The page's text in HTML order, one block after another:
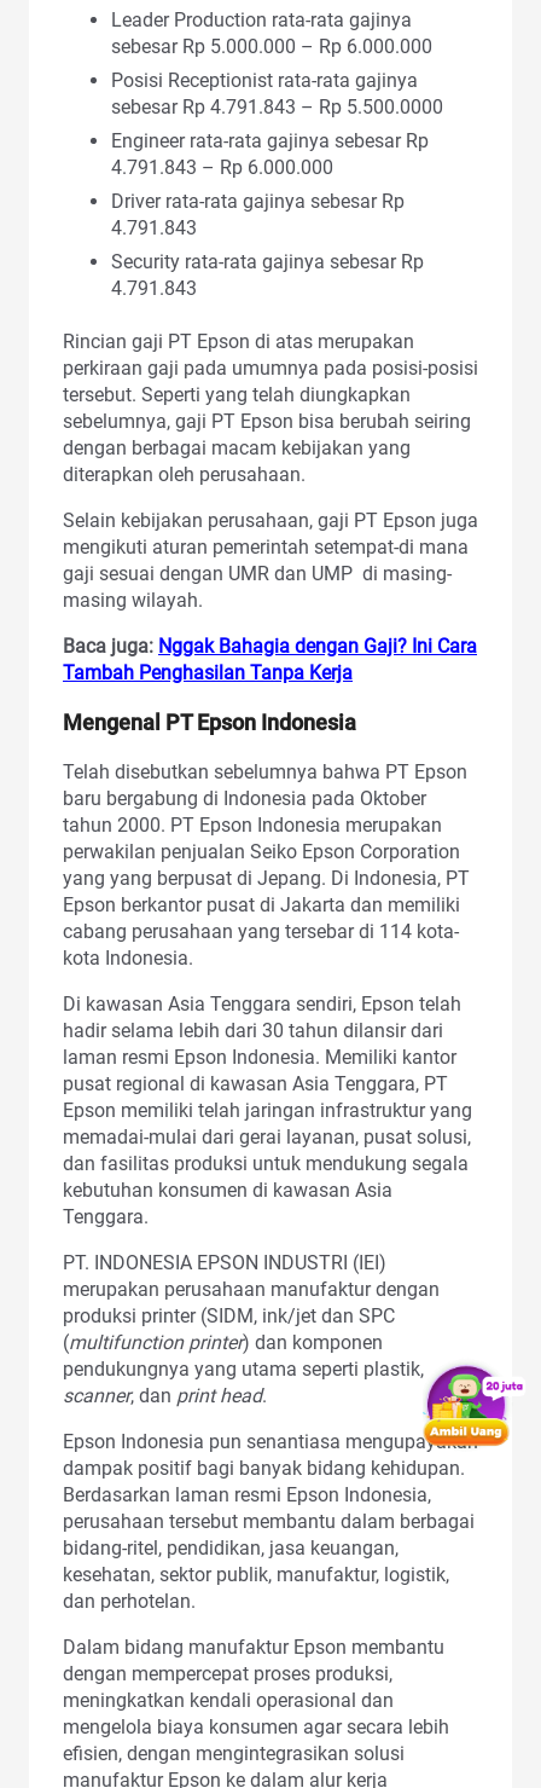
Leader Production rata-rata gajinya
sebesar Rp 5.000.000 – Rp 6.000.000
Posisi Receptionist rata-rata gajinya
sebesar Rp 4.791.843 – Rp 5.500.0000
Engineer rata-rata gajinya sebesar Rp
4.791.843 – Rp 6.000.000
Driver rata-rata gajinya sebesar Rp
4.791.843
Security rata-rata gajinya sebesar Rp
4.791.843
Rincian gaji PT Epson di atas merupakan
perkiraan gaji pada umumnya pada posisi-posisi
tersebut. Seperti yang telah diungkapkan
sebelumnya, gaji PT Epson bisa berubah seiring
dengan berbagai macam kebijakan yang
diterapkan oleh perusahaan.
Selain kebijakan perusahaan, gaji PT Epson juga
mengikuti aturan pemerintah setempat-di mana
gaji sesuai dengan UMR dan UMP di masing-
masing wilayah.
Baca juga: Nggak Bahagia dengan Gaji? Ini Cara
Tambah Penghasilan Tanpa Kerja
Mengenal PT Epson Indonesia
Telah disebutkan sebelumnya bahwa PT Epson
baru bergabung di Indonesia pada Oktober
tahun 2000. PT Epson Indonesia merupakan
perwakilan penjualan Seiko Epson Corporation
yang yang berpusat di Jepang. Di Indonesia, PT
Epson berkantor pusat di Jakarta dan memiliki
cabang perusahaan yang tersebar di 114 kota-
kota Indonesia.
Di kawasan Asia Tenggara sendiri, Epson telah
hadir selama lebih dari 30 tahun dilansir dari
laman resmi Epson Indonesia. Memiliki kantor
pusat regional di kawasan Asia Tenggara, PT
Epson memiliki telah jaringan infrastruktur yang
memadai-mulai dari gerai layanan, pusat solusi,
dan fasilitas produksi untuk mendukung segala
kebutuhan konsumen di kawasan Asia
Tenggara.
PT. INDONESIA EPSON INDUSTRI (IEI)
merupakan perusahaan manufaktur dengan
produksi printer (SIDM, ink/jet dan SPC
(multifunction printer) dan komponen
pendukungnya yang utama seperti plastik,
scanner, dan print head.
Epson Indonesia pun senantiasa mengupayakan
dampak positif bagi banyak bidang kehidupan.
Berdasarkan laman resmi Epson Indonesia,
perusahaan tersebut membantu dalam berbagai
bidang-ritel, pendidikan, jasa keuangan,
kesehatan, sektor publik, manufaktur, logistik,
dan perhotelan.
Dalam bidang manufaktur Epson membantu
dengan mempercepat proses produksi,
meningkatkan kendali operasional dan
mengelola biaya konsumen agar secara lebih
efisien, dengan mengintegrasikan solusi
manufaktur Epson ke dalam alur kerja